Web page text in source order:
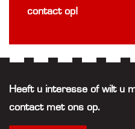
contact op!
Heeft u interesse of wilt u
contact met ons op.